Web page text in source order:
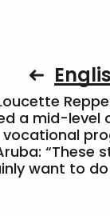
a mid-level
vocational
“These
want to